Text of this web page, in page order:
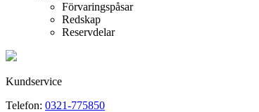
Förvaringspåsar
Redskap
Reservdelar
Kundservice
Telefon: 0321-775850